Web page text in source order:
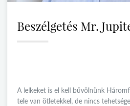
Beszélgetés Mr.
A lelkeket is el kell bűvölnünk
tele van ötletekkel, de nincs